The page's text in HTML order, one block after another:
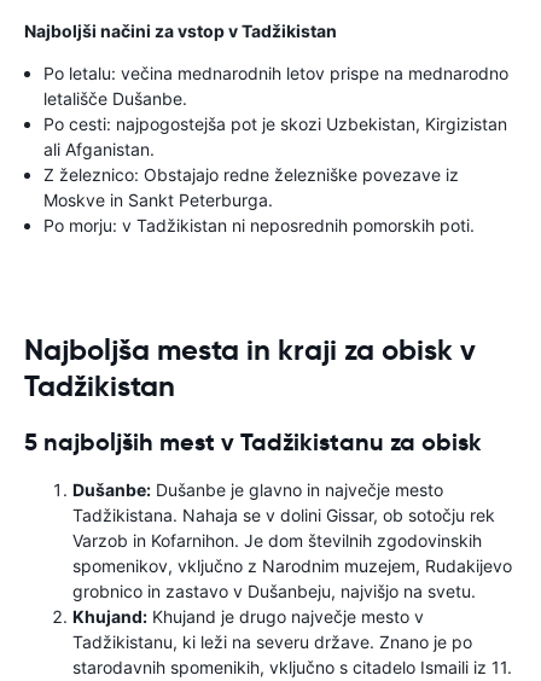
Najboljši načini za vstop v Tadžikistan
Po letalu: večina mednarodnih letov prispe na mednarodno
letališče Dušanbe.
Po cesti: najpogostejša pot je skozi Uzbekistan, Kirgizistan
ali Afganistan.
Z železnico: Obstajajo redne železniške povezave iz
Moskve in Sankt Peterburga.
Po morju: v Tadžikistan ni neposrednih pomorskih poti.
Najboljša mesta in kraji za obisk v
Tadžikistan
5 najboljših mest v Tadžikistanu za obisk
Dušanbe: Dušanbe je glavno in največje mesto
Tadžikistana. Nahaja se v dolini Gissar, ob sotočju rek
Varzob in Kofarnihon. Je dom številnih zgodovinskih
spomenikov, vključno z Narodnim muzejem, Rudakijevo
grobnico in zastavo v Dušanbeju, najvišjo na svetu.
Khujand: Khujand je drugo največje mesto v
Tadžikistanu, ki leži na severu države. Znano je po
starodavnih spomenikih, vključno s citadelo Ismaili iz 11.